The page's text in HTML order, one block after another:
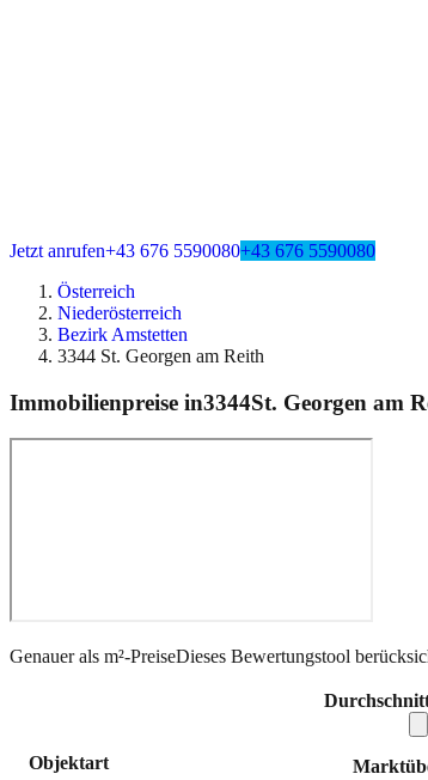
Jetzt anrufen+43 676 5590080+43 676 5590080
Österreich
Niederösterreich
Bezirk Amstetten
3344 St. Georgen am Reith
Immobilienpreise in3344St. Georgen am
Genauer als m²-PreiseDieses Bewertungstool
Objektart